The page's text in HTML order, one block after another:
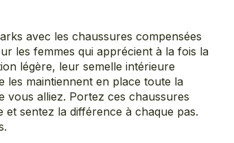
avec les chaussures compensées
les femmes qui apprécient à la fois la
légère, leur semelle intérieure
les maintiennent en place toute la
alliez. Portez ces chaussures
sentez la différence à chaque pas.